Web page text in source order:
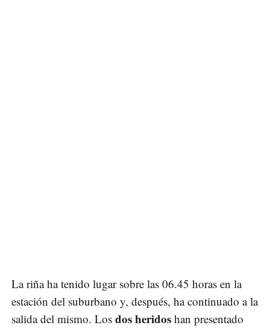
La riña ha tenido lugar sobre las 06.45 horas en la
estación del suburbano y, después, ha continuado a la
salida del mismo. Los dos heridos han presentado